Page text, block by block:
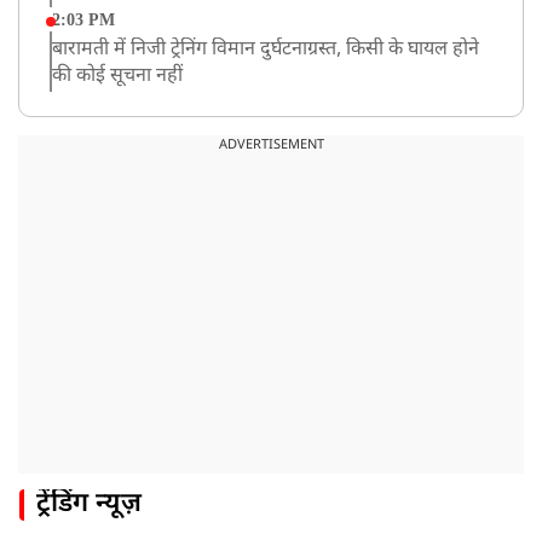
2:03 PM
बारामती में निजी ट्रेनिंग विमान दुर्घटनाग्रस्त, किसी के घायल होने
की कोई सूचना नहीं
JPSC परीक्षा विवाद: अनशन पर बैठे छात्र नेता देवेंद्र महतो की
रांची: छात्रों और झारखंड सरकार के बीच आज होगी तीसरे दौर
ADVERTISEMENT
ट्रेंडिंग न्यूज़